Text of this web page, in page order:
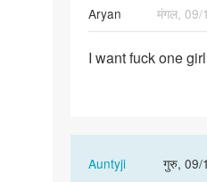
Aryan
मंगल,
II want fuck one girl
Auntyji
गुरु, 09/
In